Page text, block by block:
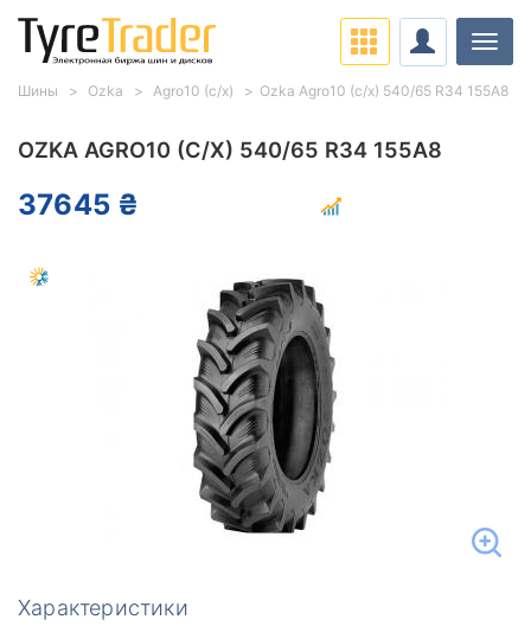
OZKA AGRO10 (С/Х) 540/65 R34 155A8
37645 ₴
Характеристики
Шины Ozka Agro10 (с/х) Ozka Agro10 (с/х) 540/65 R34 155A8